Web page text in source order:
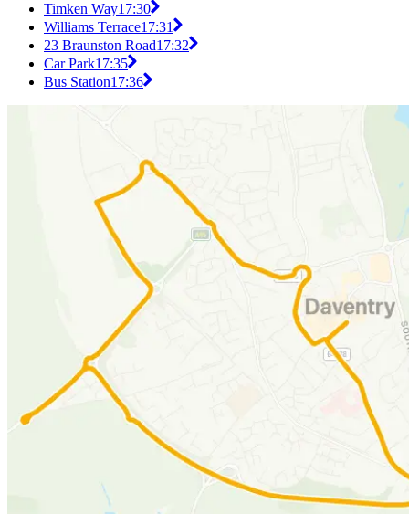
Timken Way17:30
Williams Terrace17:31
23 Braunston Road17:32
Car Park17:35
Bus Station17:36